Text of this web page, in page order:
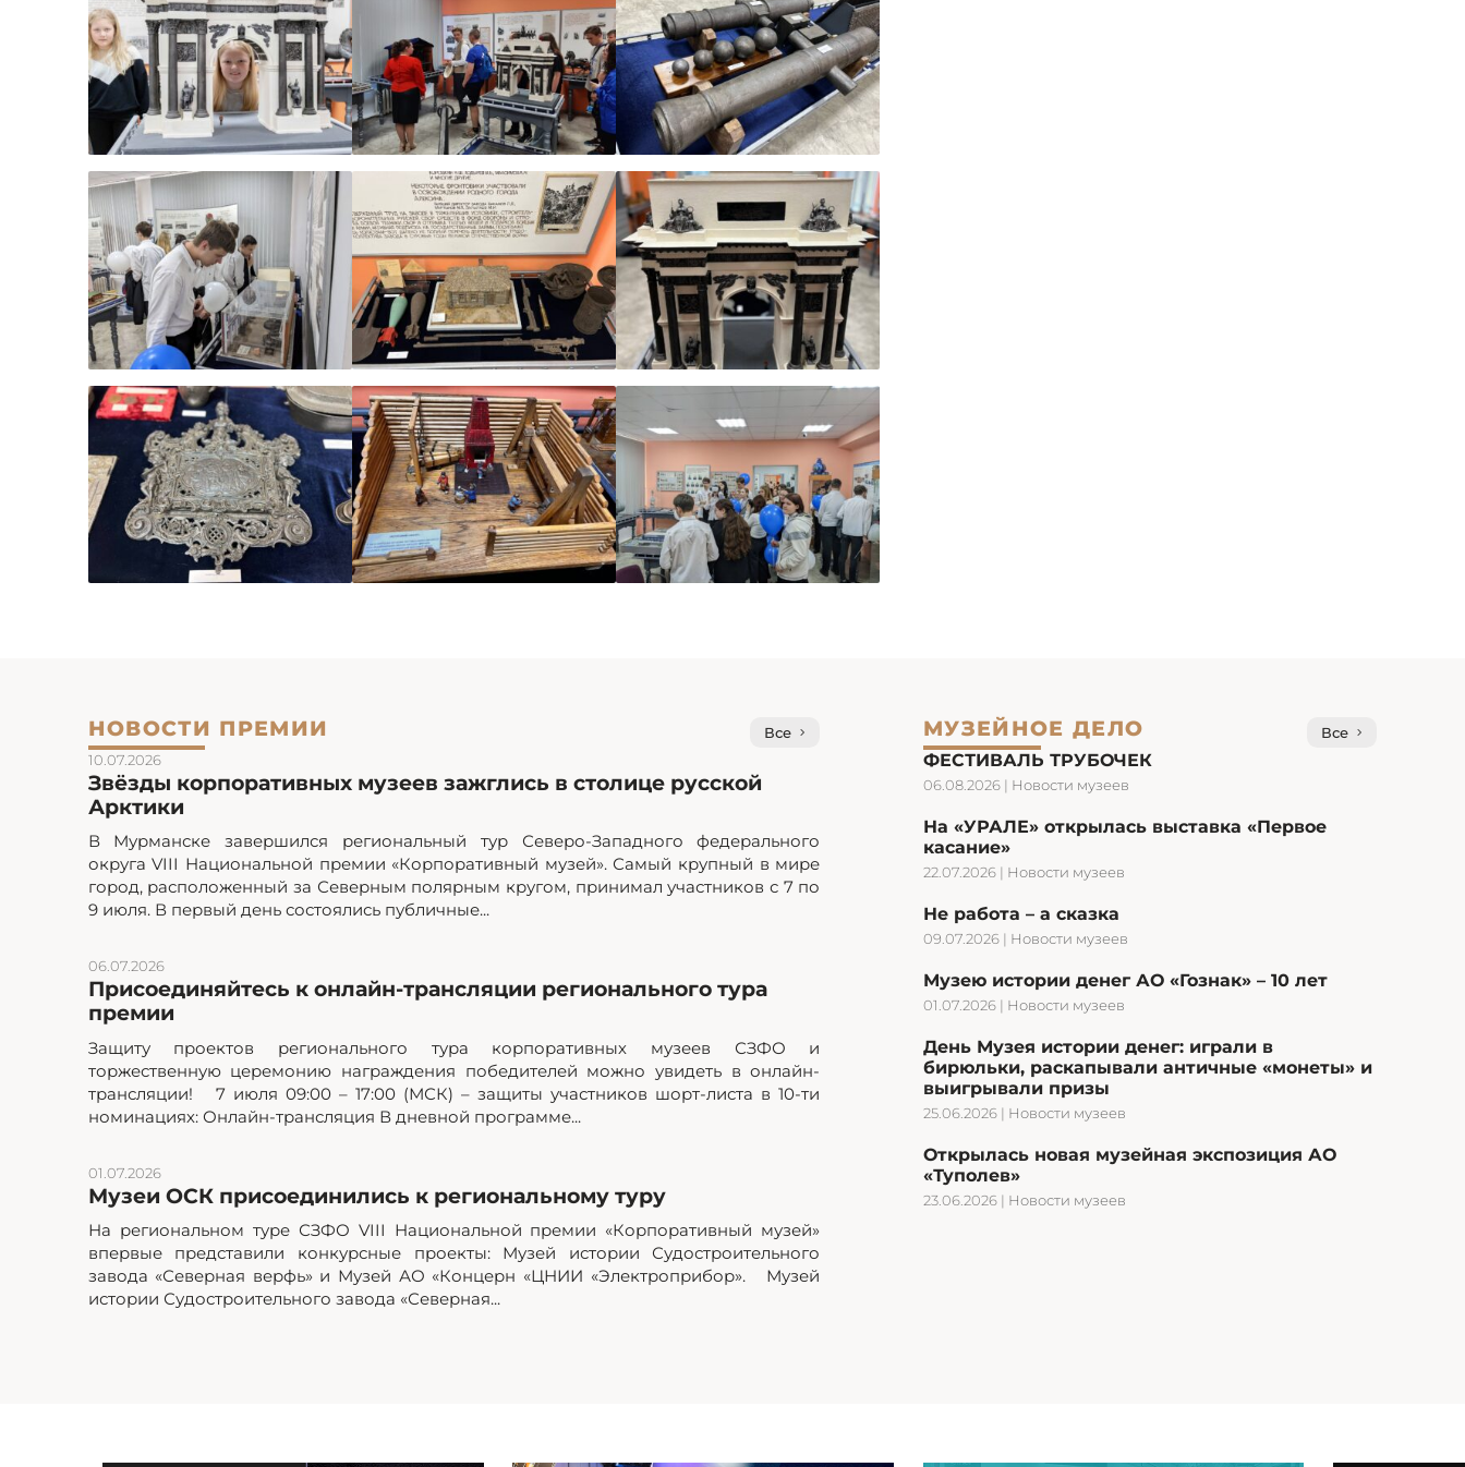
НОВОСТИ ПРЕМИИ Все
Звёзды корпоративных музеев зажглись в столице русской
Арктики
10.07.2026
В Мурманске завершился региональный тур Северо-Западного федерального
округа VIII Национальной премии «Корпоративный музей». Самый крупный в мире
город, расположенный за Северным полярным кругом, принимал участников с 7 по
9 июля. В первый день состоялись публичные...
Присоединяйтесь к онлайн-трансляции регионального тура
премии
06.07.2026
Защиту проектов регионального тура корпоративных музеев СЗФО и
торжественную церемонию награждения победителей можно увидеть в онлайн-
трансляции! 7 июля 09:00 – 17:00 (МСК) – защиты участников шорт-листа в 10-ти
номинациях: Онлайн-трансляция В дневной программе...
Музеи ОСК присоединились к региональному туру
01.07.2026
На региональном туре СЗФО VIII Национальной премии «Корпоративный музей»
впервые представили конкурсные проекты: Музей истории Судостроительного
завода «Северная верфь» и Музей АО «Концерн «ЦНИИ «Электроприбор». Музей
истории Судостроительного завода «Северная...
МУЗЕЙНОЕ ДЕЛО Все
ФЕСТИВАЛЬ ТРУБОЧЕК
06.08.2026 | Новости музеев
На «УРАЛЕ» открылась выставка «Первое
касание»
22.07.2026 | Новости музеев
Не работа – а сказка
09.07.2026 | Новости музеев
Музею истории денег АО «Гознак» – 10 лет
01.07.2026 | Новости музеев
День Музея истории денег: играли в
бирюльки, раскапывали античные «монеты» и
выигрывали призы
25.06.2026 | Новости музеев
Открылась новая музейная экспозиция АО
«Туполев»
23.06.2026 | Новости музеев